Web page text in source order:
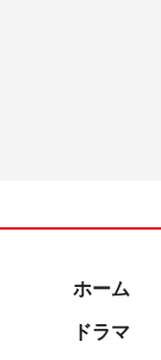
ホーム
ドラマ